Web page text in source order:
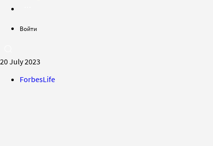
Войти
20 July 2023
ForbesLife